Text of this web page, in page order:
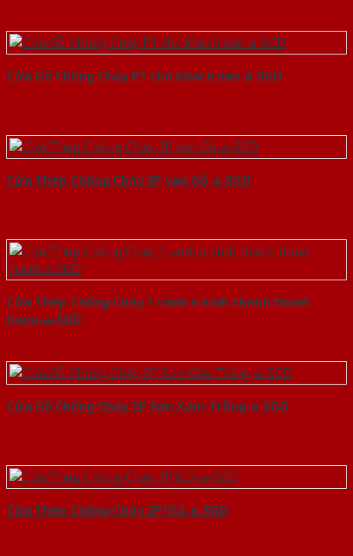
Cửa Gỗ Chống Cháy P1 cho khach san-a-SGD
Cửa Thép Chống Cháy 2P van Gỗ-a-SGD
Cửa Thép Chống Cháy 1 canh o kinh thanh thoat
hiem-a-SGD
Cửa Gỗ Chống Cháy 2P Sơn Xám Trắng-a-SGD
Cửa Thép Chống Cháy 2P1G2-a-SGD